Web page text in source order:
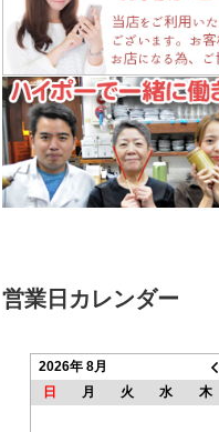
営業日カレンダー
2026年 8月
日
月 火 水 木